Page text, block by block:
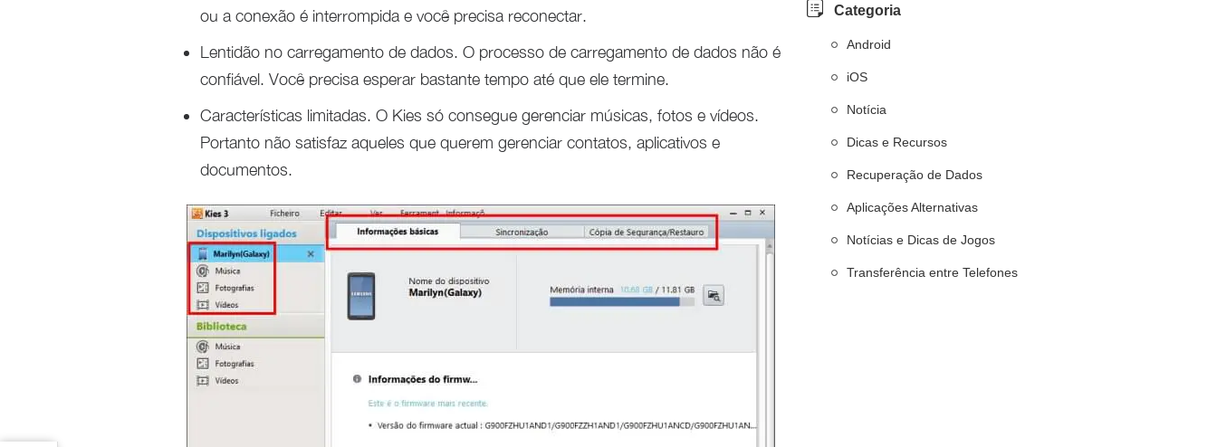
ou a conexão é interrompida e você precisa reconectar.
Lentidão no carregamento de dados. O processo de carregamento de dados não é
confiável. Você precisa esperar bastante tempo até que ele termine.
Características limitadas. O Kies só consegue gerenciar músicas, fotos e vídeos.
Portanto não satisfaz aqueles que querem gerenciar contatos, aplicativos e
documentos.
Categoria
Android
iOS
Notícia
Dicas e Recursos
Recuperação de Dados
Aplicações Alternativas
Notícias e Dicas de Jogos
Transferência entre Telefones